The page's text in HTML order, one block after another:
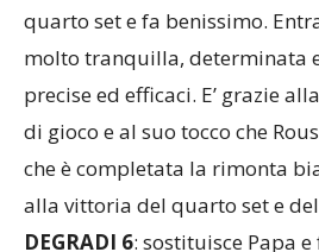
quarto set e fa benissimo.
molto tranquilla, determinata
precise ed efficaci. E’ grazie
di gioco e al suo tocco che
che è completata la rimonta
alla vittoria del quarto set e
DEGRADI 6: sostituisce Papa